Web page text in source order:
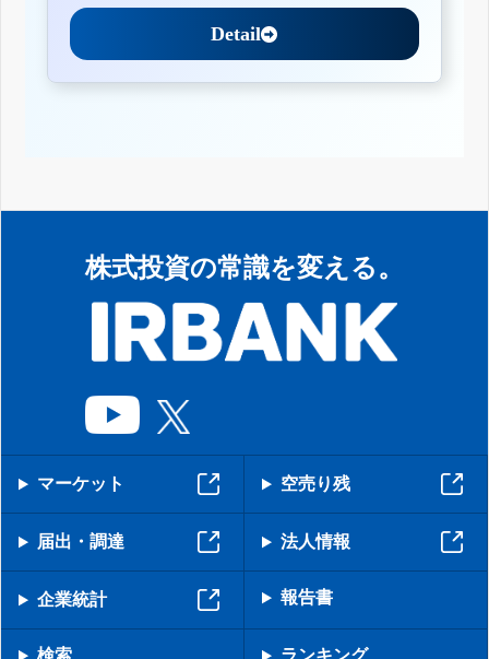
Detail
株式投資の常識を変える。
マーケット 空売り残
届出・調達 法人情報
企業統計 報告書